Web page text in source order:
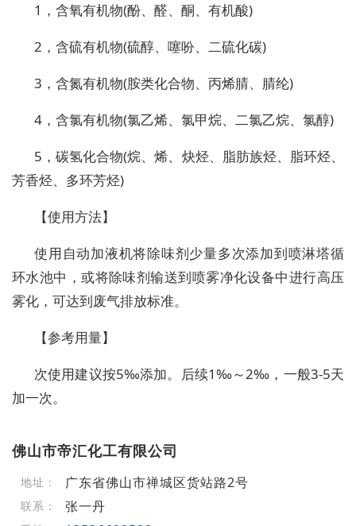
1，含氧有机物(酚、醛、酮、有机酸)
2，含硫有机物(硫醇、噻吩、二硫化碳)
3，含氮有机物(胺类化合物、丙烯腈、腈纶)
4，含氯有机物(氯乙烯、氯甲烷、二氯乙烷、氯醇)
5，碳氢化合物(烷、烯、炔烃、脂肪族烃、脂环烃、
芳香烃、多环芳烃)
【使用方法】
使用自动加液机将除味剂少量多次添加到喷淋塔循
环水池中，或将除味剂输送到喷雾净化设备中进行高压
雾化，可达到废气排放标准。
【参考用量】
次使用建议按5‰添加。后续1‰～2‰，一般3-5天
加一次。
佛山市帝汇化工有限公司
地址： 广东省佛山市禅城区货站路2号
联系： 张一丹